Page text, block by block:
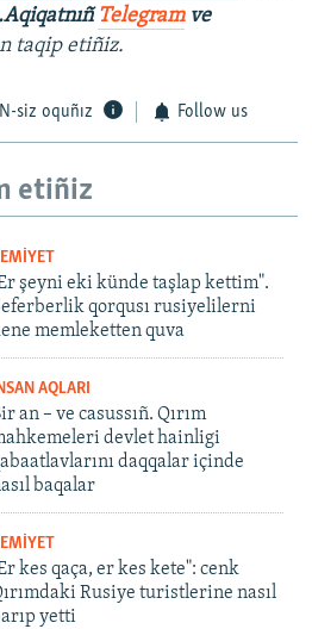
Telegramve
taqip etiñiz.
siz oquñız Follow us
etiñiz
şeyni eki künde taşlap kettim".
qorqusı rusiyelilerni
memleketten quva
AQLARI
an – ve casussıñ. Qırım
devlet hainligi
daqqalar içinde
baqalar
kes qaça, er kes kete": cenk
Rusiye turistlerine nasıl
yetti